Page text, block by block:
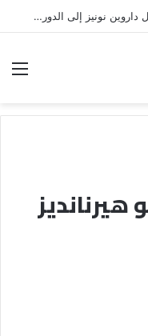
الهلال يتحمل الفارق المالي لتمهيد انتقال داروين نونيز إلى الدوري التركي